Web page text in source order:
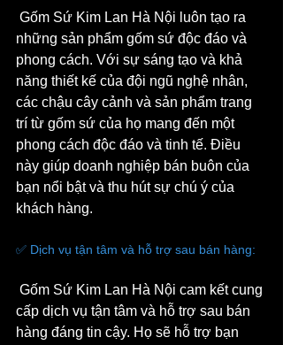
những sản phẩm gốm sứ độc đáo và
phong cách. Với sự sáng tạo và khả
năng thiết kế của đội ngũ nghệ nhân,
các chậu cây cảnh và sản phẩm trang
trí từ gốm sứ của họ mang đến một
phong cách độc đáo và tinh tế. Điều
này giúp doanh nghiệp bán buôn của
bạn nổi bật và thu hút sự chú ý của
khách hàng.
✅ Dịch vụ tận tâm và hỗ trợ sau bán hàng:
cấp dịch vụ tận tâm và hỗ trợ sau bán
hàng đáng tin cậy. Họ sẽ hỗ trợ bạn